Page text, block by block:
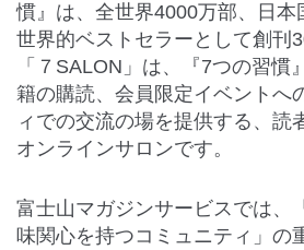
慣』は、全世界4000万部、日本
世界的ベストセラーとして創刊
「７SALON」は、『7つの習慣
籍の購読、会員限定イベントへ
ィでの交流の場を提供する、読
オンラインサロンです。
富士山マガジンサービスでは、
味関心を持つコミュニティ」の